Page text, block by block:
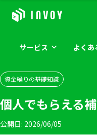
サービス よくあ
資金繰りの基礎知識
個人でもらえる
公開日: 2026/06/05